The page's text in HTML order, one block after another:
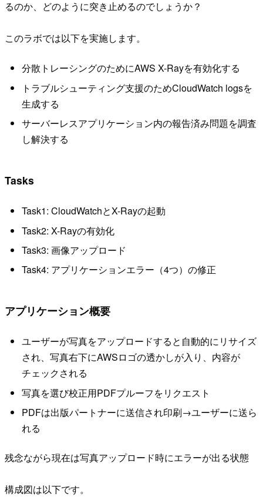
るのか、どのように突き止めるのでしょうか？
このラボでは以下を実施します。
分散トレーシングのためにAWS X-Rayを有効化する
トラブルシューティング支援のためCloudWatch logsを
生成する
サーバーレスアプリケーション内の報告済み問題を調査
し解決する
Tasks
Task1: CloudWatchとX-Rayの起動
Task2: X-Rayの有効化
Task3: 画像アップロード
Task4: アプリケーションエラー（4つ）の修正
アプリケーション概要
ユーザーが写真をアップロードすると自動的にリサイズ
され、写真右下にAWSロゴの透かしが入り、内容が
チェックされる
写真を選び校正用PDFプルーフをリクエスト
PDFは出版パートナーに送信され印刷→ユーザーに送ら
れる
残念ながら現在は写真アップロード時にエラーが出る状態
構成図は以下です。